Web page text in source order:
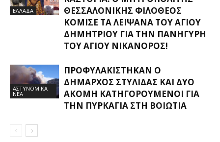
ΕΛΛΑΔΑ
ΘΕΣΣΑΛΟΝΊΚΗΣ ΦΙΛΌΘΕΟΣ
ΚΌΜΙΣΕ ΤΑ ΛΕΊΨΑΝΑ ΤΟΥ ΑΓΊΟΥ
ΔΗΜΗΤΡΊΟΥ ΓΙΑ ΤΗΝ ΠΑΝΉΓΥΡΗ
ΤΟΥ ΑΓΊΟΥ ΝΙΚΆΝΟΡΟΣ!
ΑΣΤΥΝΟΜΙΚΑ
ΝΕΑ
ΠΡΟΦΥΛΑΚΊΣΤΗΚΑΝ Ο
ΔΉΜΑΡΧΟΣ ΣΤΥΛΊΔΑΣ ΚΑΙ ΔΎΟ
ΑΚΌΜΗ ΚΑΤΗΓΟΡΟΎΜΕΝΟΙ ΓΙΑ
ΤΗΝ ΠΥΡΚΑΓΙΆ ΣΤΗ ΒΟΙΩΤΊΑ